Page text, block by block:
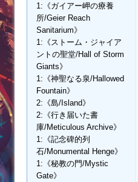
1:《ガイアー岬の療養
所/Geier Reach
Sanitarium》
1:《ストーム・ジャイア
ントの聖堂/Hall of Storm
Giants》
1:《神聖なる泉/Hallowed
Fountain》
2:《島/Island》
2:《行き届いた書
庫/Meticulous Archive》
1:《記念碑的列
石/Monumental Henge》
1:《秘教の門/Mystic
Gate》